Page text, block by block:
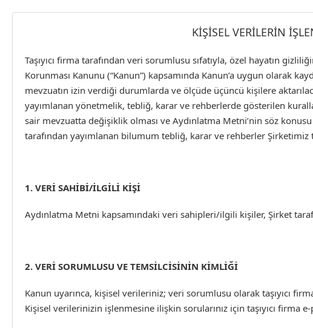
KİŞİSEL VERİLERİN
Taşıyıcı firma tarafından veri sorumlusu sıfatıyla, özel hayatın
Korunması Kanunu (“Kanun”) kapsamında Kanun’a uygun olarak
mevzuatın izin verdiği durumlarda ve ölçüde üçüncü kişilere
yayımlanan yönetmelik, tebliğ, karar ve rehberlerde gösterilen
sair mevzuatta değişiklik olması ve Aydınlatma Metni’nin söz
tarafından yayımlanan bilumum tebliğ, karar ve rehberler
1. VERİ SAHİBİ/İLGİLİ KİŞİ
Aydınlatma Metni kapsamındaki veri sahipleri/ilgili kişiler, Şirket
2. VERİ SORUMLUSU VE TEMSİLCİSİNİN KİMLİĞİ
Kanun uyarınca, kişisel verileriniz; veri sorumlusu olarak taşıyıcı
Kişisel verilerinizin işlenmesine ilişkin sorularınız için taşıyıcı firma